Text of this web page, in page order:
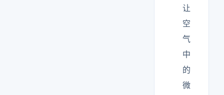
让
空
气
中
的
微